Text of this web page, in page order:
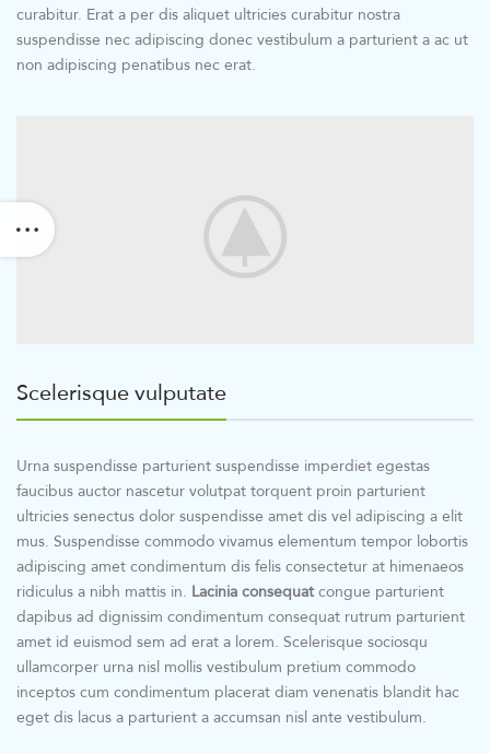
curabitur. Erat a per dis aliquet ultricies curabitur nostra
suspendisse nec adipiscing donec vestibulum a parturient a ac ut
non adipiscing penatibus nec erat.
Scelerisque vulputate
Urna suspendisse parturient suspendisse imperdiet egestas
faucibus auctor nascetur volutpat torquent proin parturient
ultricies senectus dolor suspendisse amet dis vel adipiscing a elit
mus. Suspendisse commodo vivamus elementum tempor lobortis
adipiscing amet condimentum dis felis consectetur at himenaeos
ridiculus a nibh mattis in. Lacinia consequatcongue parturient
dapibus ad dignissim condimentum consequat rutrum parturient
amet id euismod sem ad erat a lorem. Scelerisque sociosqu
ullamcorper urna nisl mollis vestibulum pretium commodo
inceptos cum condimentum placerat diam venenatis blandit hac
eget dis lacus a parturient a accumsan nisl ante vestibulum.